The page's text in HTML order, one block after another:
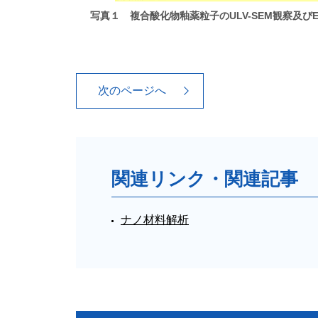
写真１ 複合酸化物釉薬粒子のULV-SEM観察及び
次のページへ
関連リンク・関連記事
ナノ材料解析